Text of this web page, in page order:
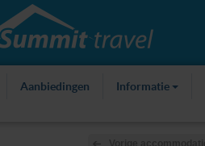
Aanbiedingen Informatie